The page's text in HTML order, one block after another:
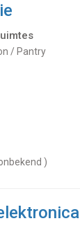
/ Pantry
)